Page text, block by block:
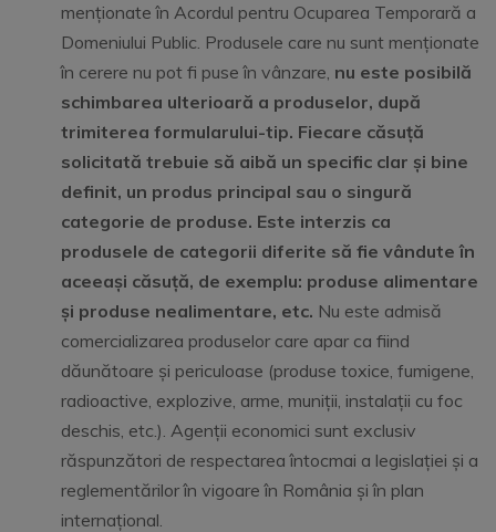
menționate în Acordul pentru Ocuparea Temporară a
Domeniului Public. Produsele care nu sunt menționate
în cerere nu pot fi puse în vânzare, nu este posibilă
schimbarea ulterioară a produselor, după
trimiterea formularului-tip. Fiecare căsuță
solicitată trebuie să aibă un specific clar și bine
definit, un produs principal sau o singură
categorie de produse. Este interzis ca
produsele de categorii diferite să fie vândute în
aceeași căsuță, de exemplu: produse alimentare
și produse nealimentare, etc. Nu este admisă
comercializarea produselor care apar ca fiind
dăunătoare și periculoase (produse toxice, fumigene,
radioactive, explozive, arme, muniții, instalații cu foc
deschis, etc.). Agenții economici sunt exclusiv
răspunzători de respectarea întocmai a legislației și a
reglementărilor în vigoare în România și în plan
internațional.